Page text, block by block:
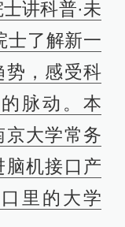
讲科普·未
士了解新一
势，感受科
脉动。本
大学常务
机接口产
里的大学